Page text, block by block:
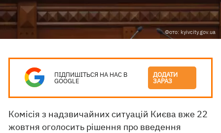
Фото: kyivcity.gov.ua
ПІДПИШІТЬСЯ НА НАС В
GOOGLE
ДОДАТИ
ЗАРАЗ
Комісія з надзвичайних ситуацій Києва вже 22
жовтня оголосить рішення про введення